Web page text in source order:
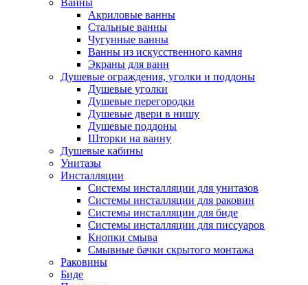
Ванны
Акриловые ванны
Стальные ванны
Чугунные ванны
Ванны из искусственного камня
Экраны для ванн
Душевые ограждения, уголки и поддоны
Душевые уголки
Душевые перегородки
Душевые двери в нишу
Душевые поддоны
Шторки на ванну
Душевые кабины
Унитазы
Инсталляции
Системы инсталляции для унитазов
Системы инсталляции для раковин
Системы инсталляции для биде
Системы инсталляции для писсуаров
Кнопки смыва
Смывные бачки скрытого монтажа
Раковины
Биде